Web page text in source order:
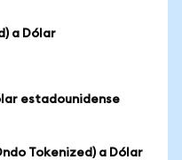
a Dólar
estadounidense
Tokenized) a Dólar